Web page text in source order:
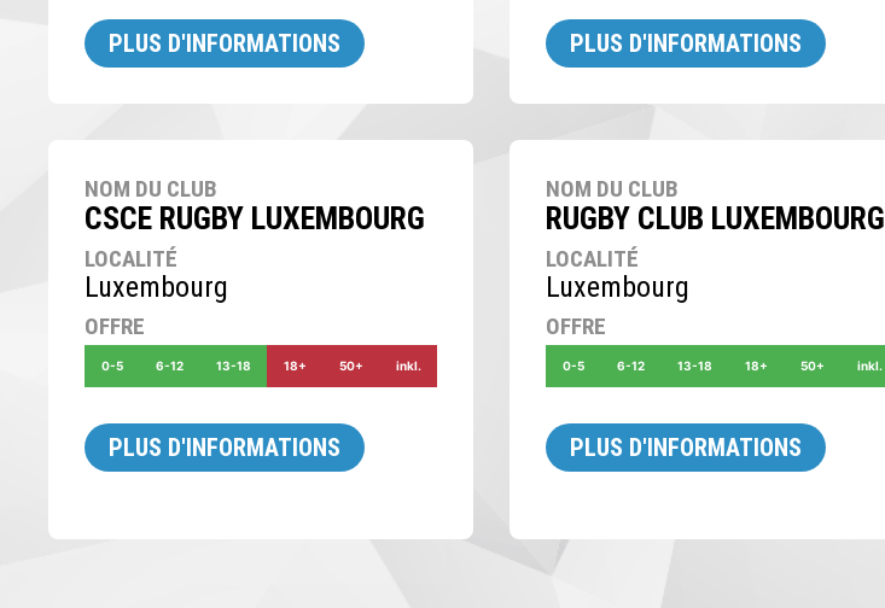
PLUS D'INFORMATIONS PLUS D'INFORMATIONS
NOM DU CLUB
CSCE RUGBY LUXEMBOURG
LOCALITÉ
Luxembourg
OFFRE
0-5 6-12 13-18 18+ 50+ inkl.
PLUS D'INFORMATIONS
NOM DU CLUB
RUGBY CLUB LUXEMBOURG
LOCALITÉ
Luxembourg
OFFRE
0-5 6-12 13-18 18+ 50+ inkl.
PLUS D'INFORMATIONS